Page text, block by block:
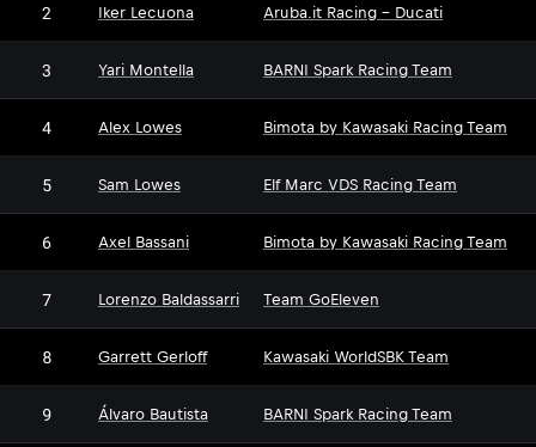
2 Iker Lecuona Aruba.it Racing - Ducati
3 Yari Montella BARNI Spark Racing Team
4 Alex Lowes Bimota by Kawasaki Racing Team
5 Sam Lowes Elf Marc VDS Racing Team
6 Axel Bassani Bimota by Kawasaki Racing Team
7 Lorenzo Baldassarri Team GoEleven
8 Garrett Gerloff Kawasaki WorldSBK Team
9 Álvaro Bautista BARNI Spark Racing Team